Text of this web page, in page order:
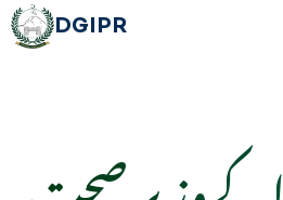
DGIPR